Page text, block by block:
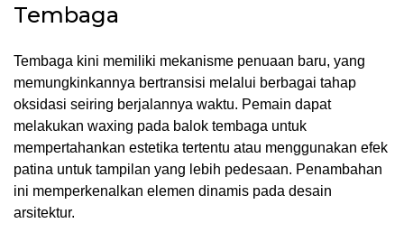
Tembaga
Tembaga kini memiliki mekanisme penuaan baru, yang
memungkinkannya bertransisi melalui berbagai tahap
oksidasi seiring berjalannya waktu. Pemain dapat
melakukan waxing pada balok tembaga untuk
mempertahankan estetika tertentu atau menggunakan efek
patina untuk tampilan yang lebih pedesaan. Penambahan
ini memperkenalkan elemen dinamis pada desain
arsitektur.